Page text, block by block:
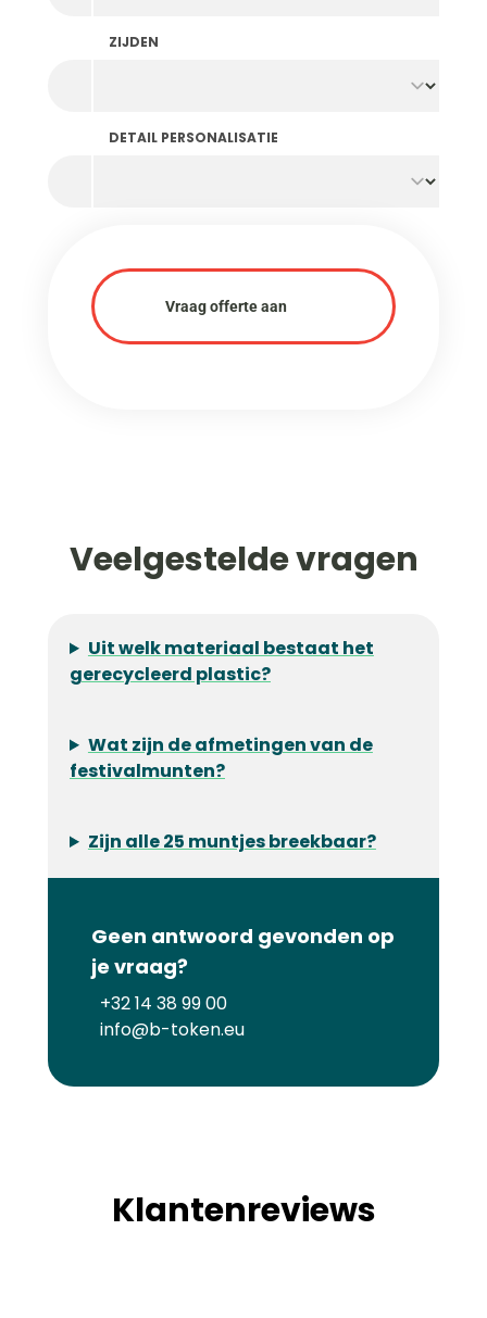
materialen:plastic breekmunten
Aarzel niet contact op te nemen met ons team
ZIJDEN
DETAIL PERSONALISATIE
Vraag offerte aan
Veelgestelde vragen
Uit welk materiaal bestaat het
gerecycleerd plastic?
Wat zijn de afmetingen van de
festivalmunten?
Zijn alle 25 muntjes breekbaar?
Geen antwoord gevonden op
je vraag?
+32 14 38 99 00
info@b-token.eu
Klantenreviews